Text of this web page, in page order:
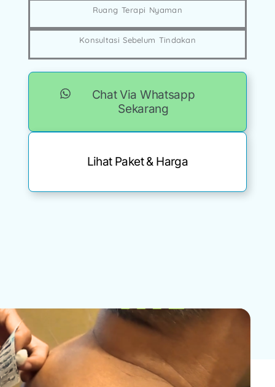
Ruang Terapi Nyaman
Konsultasi Sebelum Tindakan
Chat Via Whatsapp
Sekarang
Lihat Paket & Harga